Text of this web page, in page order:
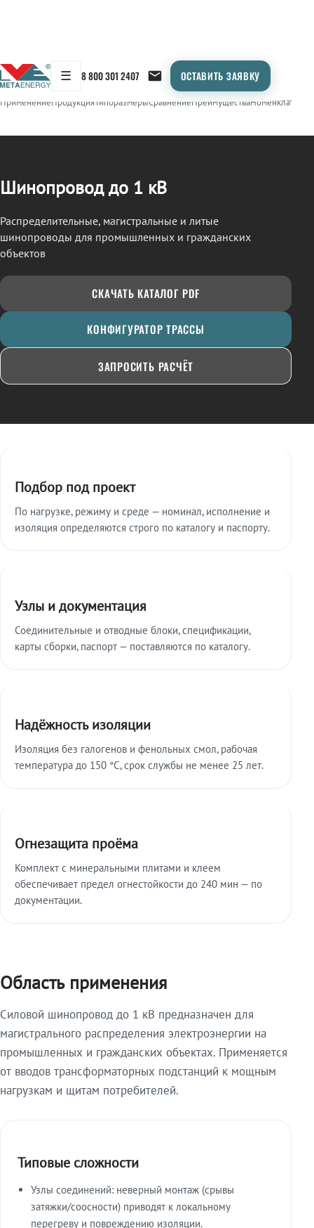
☰ 8 800 301 2407 ОСТАВИТЬ ЗАЯВКУ
← Продукция/ШИНОПРОВОД
ПрименениеПродукцияТипоразмерыСравнениеПреимуществаНоменклатура
Шинопровод до 1 кВ
Распределительные, магистральные и литые
шинопроводы для промышленных и гражданских
объектов
СКАЧАТЬ КАТАЛОГ PDF
КОНФИГУРАТОР ТРАССЫ
ЗАПРОСИТЬ РАСЧЁТ
Подбор под проект
По нагрузке, режиму и среде — номинал, исполнение и
изоляция определяются строго по каталогу и паспорту.
Узлы и документация
Соединительные и отводные блоки, спецификации,
карты сборки, паспорт — поставляются по каталогу.
Надёжность изоляции
Изоляция без галогенов и фенольных смол, рабочая
температура до 150 °C, срок службы не менее 25 лет.
Огнезащита проёма
Комплект с минеральными плитами и клеем
обеспечивает предел огнестойкости до 240 мин — по
документации.
Область применения
Силовой шинопровод до 1 кВ предназначен для
магистрального распределения электроэнергии на
промышленных и гражданских объектах. Применяется
от вводов трансформаторных подстанций к мощным
нагрузкам и щитам потребителей.
Типовые сложности
Узлы соединений: неверный монтаж (срывы
затяжки/соосности) приводят к локальному
перегреву и повреждению изоляции.